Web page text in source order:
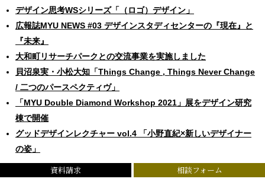
デザイン思考WSシリーズ「（ロゴ）デザイン」
広報誌MYU NEWS #03 デザインスタディセンターの『現在』と
『未来』
大和町リサーチパークとの交流事業を実施しました
貝沼泉実・小松大知「Things Change , Things Never Change
/ 二つのパースペクティヴ」
「MYU Double Diamond Workshop 2021」展をデザイン研究
棟で開催
グッドデザインレクチャー vol.4 「小野直紀×新しいデザイナー
の姿」
グッドデザインレクチャー vol.4の様子が、JDP日本デザイン振
興会ウェブサイトで紹介
資料請求 相談フォーム